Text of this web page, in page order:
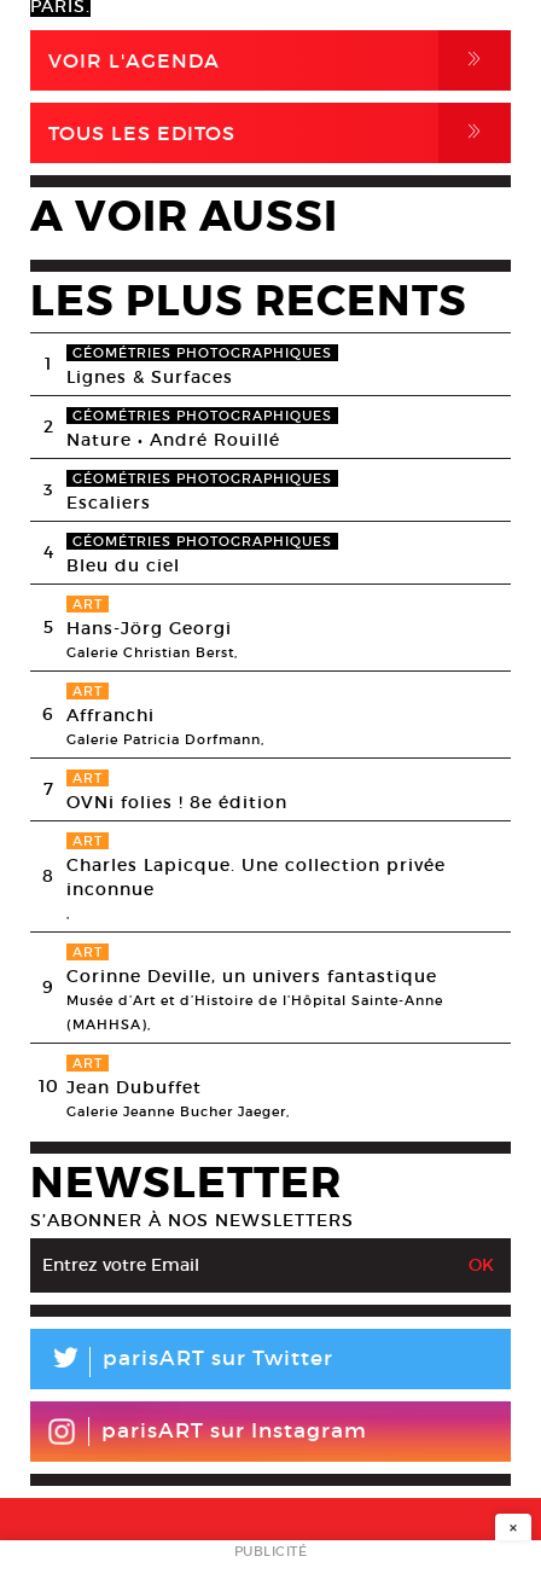
PARIS.
VOIR L'AGENDA ,
TOUS LES EDITOS ,
A VOIR AUSSI
LES PLUS RECENTS
1 GÉOMÉTRIES PHOTOGRAPHIQUES
Lignes & Surfaces
2 GÉOMÉTRIES PHOTOGRAPHIQUES
Nature • André Rouillé
3 GÉOMÉTRIES PHOTOGRAPHIQUES
Escaliers
4 GÉOMÉTRIES PHOTOGRAPHIQUES
Bleu du ciel
5
ART
Hans-Jörg Georgi
Galerie Christian Berst,
6
ART
Affranchi
Galerie Patricia Dorfmann,
7 ART
OVNi folies ! 8e édition
8
ART
Charles Lapicque. Une collection privée
inconnue
,
9
ART
Corinne Deville, un univers fantastique
Musée d’Art et d’Histoire de l’Hôpital Sainte-Anne
(MAHHSA),
10
ART
Jean Dubuffet
Galerie Jeanne Bucher Jaeger,
NEWSLETTER
S’ABONNER À NOS NEWSLETTERS
L parisART sur Twitter
parisART sur Instagram
NEWSLETTER
×
PUBLICITÉ